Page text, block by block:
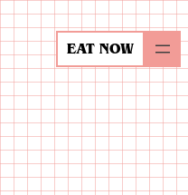
EAT NOW